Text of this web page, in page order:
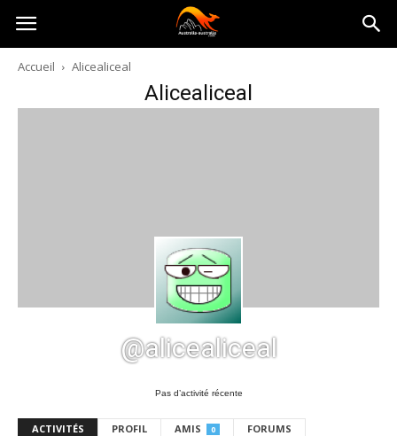
Australia-
australie.com
Accueil Alicealiceal
Alicealiceal
@alicealiceal
Pas d’activité récente
ACTIVITÉS PROFIL AMIS 0 FORUMS